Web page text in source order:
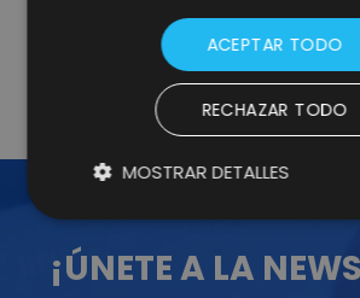
¡ÚNETE A LA
ACEPTAR TODO
RECHAZAR TODO
MOSTRAR DETALLES